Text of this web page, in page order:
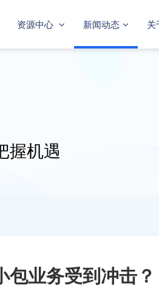
资源中心 新闻动态 关
握机遇
业务受到冲击？